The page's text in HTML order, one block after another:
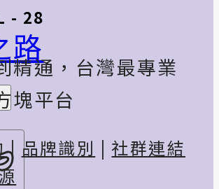
路
- 28
精通，台灣最專業
塊平台
| 品牌識別 | 社群連結